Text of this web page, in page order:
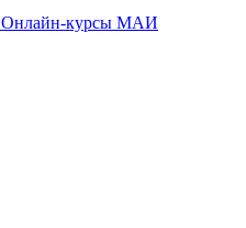
Онлайн-курсы МАИ